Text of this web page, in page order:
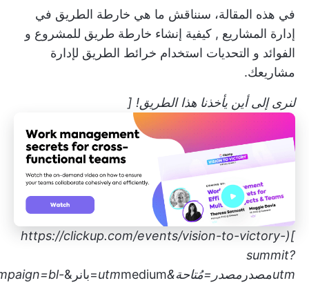
في هذه المقالة، سنناقش ما هي خارطة الطريق في
إدارة المشاريع , كيفية إنشاء خارطة طريق للمشروع و
الفوائد و التحديات استخدام خرائط الطريق لإدارة
مشاريعك.
لنرى إلى أين يأخذنا هذا الطريق! [
](
https://clickup.com/events/vision-to-victory-
summit?
utmمصدر مصدر=مُتاحة&utmmedium=بانر&utm